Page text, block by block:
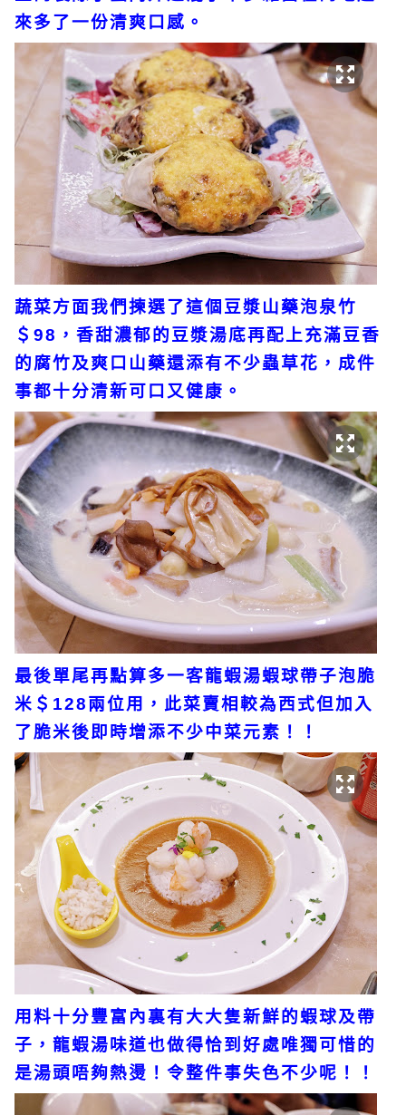
來多了一份清爽口感。
蔬菜方面我們揀選了這個豆漿山藥泡泉竹
＄98，香甜濃郁的豆漿湯底再配上充滿豆香
的腐竹及爽口山藥還添有不少蟲草花，成件
事都十分清新可口又健康。
最後單尾再點算多一客龍蝦湯蝦球帶子泡脆
米＄128兩位用，此菜賣相較為西式但加入
了脆米後即時增添不少中菜元素！！
用料十分豐富內裏有大大隻新鮮的蝦球及帶
子，龍蝦湯味道也做得恰到好處唯獨可惜的
是湯頭唔夠熱燙！令整件事失色不少呢！！